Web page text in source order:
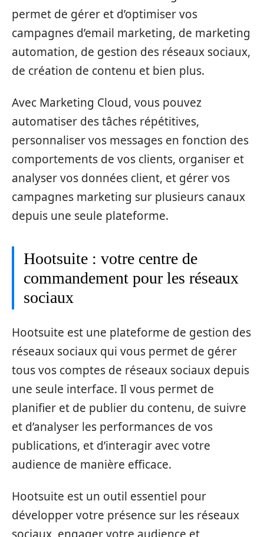
permet de gérer et d’optimiser vos
campagnes d’email marketing, de marketing
automation, de gestion des réseaux sociaux,
de création de contenu et bien plus.
Avec Marketing Cloud, vous pouvez
automatiser des tâches répétitives,
personnaliser vos messages en fonction des
comportements de vos clients, organiser et
analyser vos données client, et gérer vos
campagnes marketing sur plusieurs canaux
depuis une seule plateforme.
Hootsuite : votre centre de
commandement pour les réseaux
sociaux
Hootsuite est une plateforme de gestion des
réseaux sociaux qui vous permet de gérer
tous vos comptes de réseaux sociaux depuis
une seule interface. Il vous permet de
planifier et de publier du contenu, de suivre
et d’analyser les performances de vos
publications, et d’interagir avec votre
audience de manière efficace.
Hootsuite est un outil essentiel pour
développer votre présence sur les réseaux